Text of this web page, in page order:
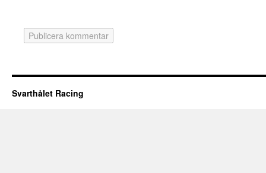
Svarthålet Racing